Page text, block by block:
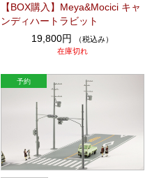
【BOX購入】Meya&Mocici キャ
ンディハートラビット
19,800円
（税込み）
在庫切れ